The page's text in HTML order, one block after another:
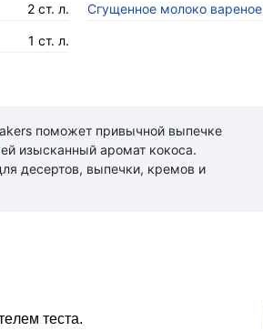
2 ст. л. Сгущенное молоко вареное
1 ст. л.
поможет привычной выпечке
изысканный аромат кокоса.
десертов, выпечки, кремов и
тecта.